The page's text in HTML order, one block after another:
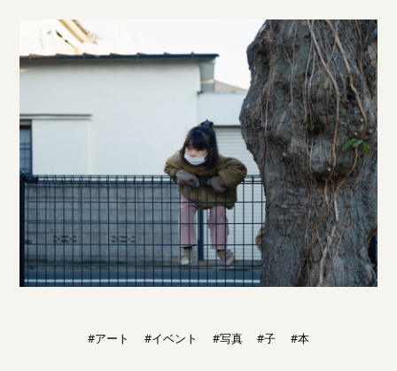
#アート #イベント #写真 #子 #本